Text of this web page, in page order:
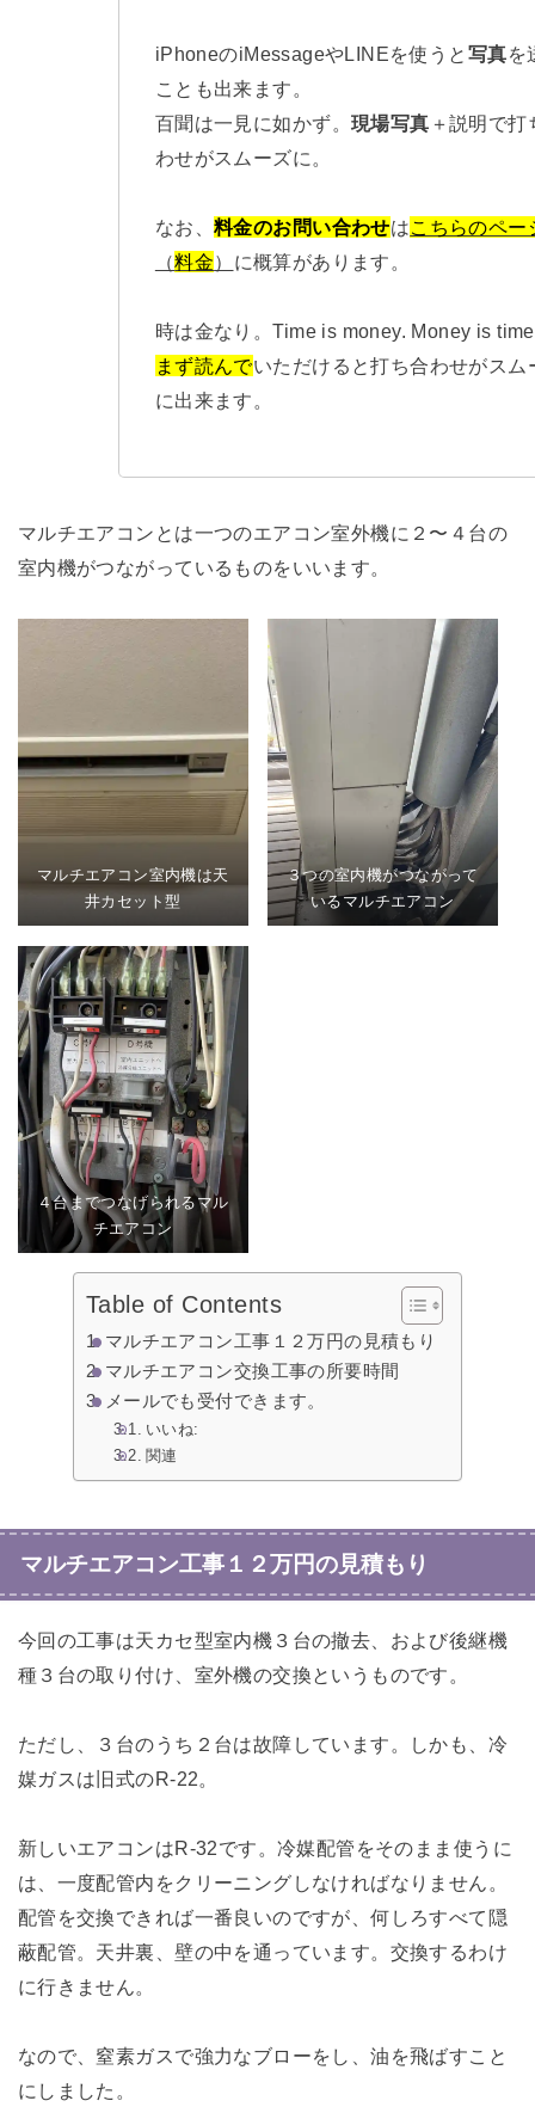
iPhoneのiMessageやLINEを使うと 写真を
ことも出来ます。
百聞は一見に如かず。 現場写真 ＋説明で打
わせがスムーズに。
なお、料金のお問い合わせはこちらのペー
（料金） に概算があります。
時は金なり。Time is money. Money is
まず読んでいただけると打ち合わせがスム
に出来ます。
マルチエアコンとは一つのエアコン室外機に２〜４台の
室内機がつながっているものをいいます。
マルチエアコン室内機は天
井カセット型
３つの室内機がつながって
いるマルチエアコン
４台までつなげられるマル
チエアコン
Table of Contents
マルチエアコン工事１２万円の見積もり
マルチエアコン交換工事の所要時間
メールでも受付できます。
いいね:
関連
マルチエアコン工事１２万円の見積もり
今回の工事は天カセ型室内機３台の撤去、および後継機
種３台の取り付け、室外機の交換というものです。
ただし、３台のうち２台は故障しています。しかも、冷
媒ガスは旧式のR-22。
新しいエアコンはR-32です。冷媒配管をそのまま使うに
は、一度配管内をクリーニングしなければなりません。
配管を交換できれば一番良いのですが、何しろすべて隠
蔽配管。天井裏、壁の中を通っています。交換するわけ
に行きません。
なので、窒素ガスで強力なブローをし、油を飛ばすこと
にしました。